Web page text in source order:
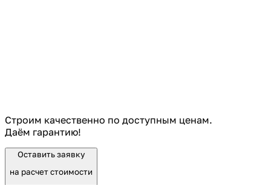
Строим качественно по доступным ценам.
Даём гарантию!
Оставить заявку
на расчет стоимости